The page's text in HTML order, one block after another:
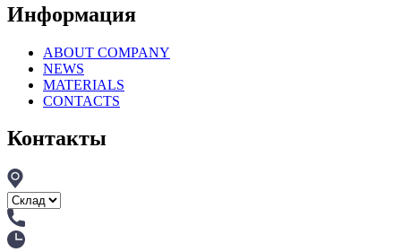
Информация
ABOUT COMPANY
NEWS
MATERIALS
CONTACTS
Контакты